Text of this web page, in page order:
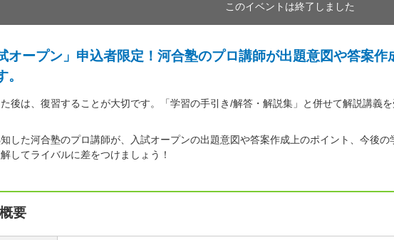
このイベントは終了しました
オープン」申込者限定！河合塾のプロ講師が出題意図や答案
後は、復習することが大切です。「学習の手引き/解答・解説集」と併せて解説講義を
した河合塾のプロ講師が、入試オープンの出題意図や答案作成上のポイント、今後
してライバルに差をつけましょう！
要